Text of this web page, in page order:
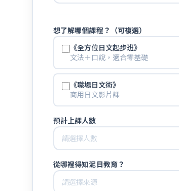
想了解哪個課程？（可複選）
《全方位日文起步班》
文法＋口說，適合零基礎
《職場日文術》
商用日文影片課
預計上課人數
從哪裡得知泥日教育？